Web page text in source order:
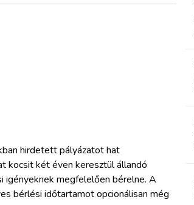
hirdetett pályázatot hat
kocsit két éven keresztül állandó
igényeknek megfelelően bérelne. A
bérlési időtartamot opcionálisan még